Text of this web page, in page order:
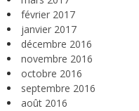
février 2017
janvier 2017
décembre 2016
novembre 2016
octobre 2016
septembre 2016
août 2016